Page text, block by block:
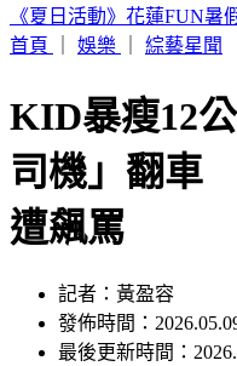
鋼吉他國寶級音樂大師驚
首頁
娛樂 綜藝星聞
KID暴瘦12
司機」翻車
遭飆罵
記者：黃盈容
發佈時間：
最後更新時間：